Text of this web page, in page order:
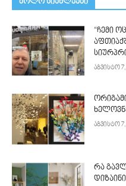
“ჩემი
აგვისტო 7,
აგვისტო 7,
რა